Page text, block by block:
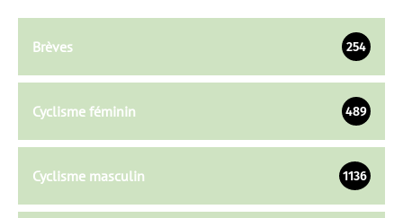
Brèves 254
Cyclisme féminin 489
Cyclisme masculin 1136